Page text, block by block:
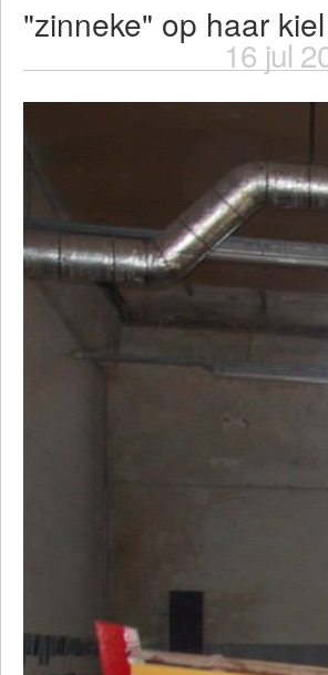
You are here
"zinneke" op haar kiel
16 jul